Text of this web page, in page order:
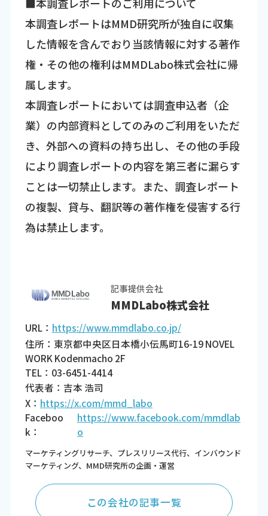
本調査レポートはMMD研究所が独自に収集
した情報を含んでおり当該情報に対する著作
権・その他の権利はMMDLabo株式会社に帰
属します。
本調査レポートにおいては調査申込者（企
業）の内部資料としてのみのご利用をいただ
き、外部への資料の持ち出し、その他の手段
により調査レポートの内容を第三者に漏らす
ことは一切禁止します。また、調査レポート
の複製、貸与、翻訳等の著作権を侵害する行
為は禁止します。
記事提供会社
MMDLabo株式会社
URL： https://www.mmdlabo.co.jp/
住所：東京都中央区日本橋小伝馬町16-19 NOVEL
WORK Kodenmacho 2F
TEL：03-6451-4414
代表者：吉本 浩司
X： https://x.com/mmd_labo
Faceboo
k：
https://www.facebook.com/mmdlab
o
マーケティングリサーチ、プレスリリース代行、インバウンド
マーケティング、MMD研究所の企画・運営
この会社の記事一覧